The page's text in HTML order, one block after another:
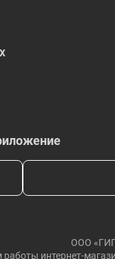
ООО
интернет-